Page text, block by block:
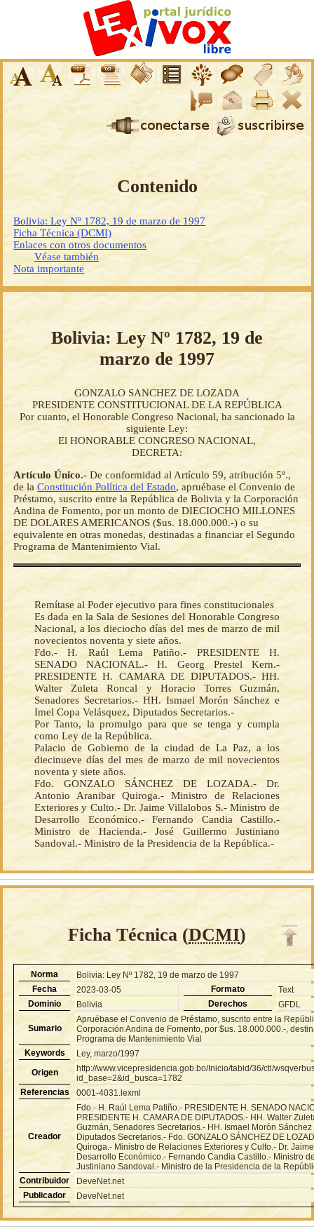
Contenido
Bolivia: Ley Nº 1782, 19 de marzo de 1997
Ficha Técnica (DCMI)
Enlaces con otros documentos
Véase también
Nota importante
Bolivia: Ley Nº 1782, 19 de
marzo de 1997
GONZALO SANCHEZ DE LOZADA
PRESIDENTE CONSTITUCIONAL DE LA REPÚBLICA
Por cuanto, el Honorable Congreso Nacional, ha sancionado la
siguiente Ley:
El HONORABLE CONGRESO NACIONAL,
DECRETA:
Artículo Único.- De conformidad al Artículo 59, atribución 5º.,
de la Constitución Política del Estado, apruébase el Convenio de
Préstamo, suscrito entre la República de Bolivia y la Corporación
Andina de Fomento, por un monto de DIECIOCHO MILLONES
DE DOLARES AMERICANOS ($us. 18.000.000.-) o su
equivalente en otras monedas, destinadas a financiar el Segundo
Programa de Mantenimiento Vial.
Remítase al Poder ejecutivo para fines constitucionales
Es dada en la Sala de Sesiones del Honorable Congreso
Nacional, a los dieciocho días del mes de marzo de mil
novecientos noventa y siete años.
Fdo.- H. Raúl Lema Patiño.- PRESIDENTE H.
SENADO NACIONAL.- H. Georg Prestel Kern.-
PRESIDENTE H. CAMARA DE DIPUTADOS.- HH.
Walter Zuleta Roncal y Horacio Torres Guzmán,
Senadores Secretarios.- HH. Ismael Morón Sánchez e
Imel Copa Velásquez, Diputados Secretarios.-
Por Tanto, la promulgo para que se tenga y cumpla
como Ley de la República.
Palacio de Gobierno de la ciudad de La Paz, a los
diecinueve días del mes de marzo de mil novecientos
noventa y siete años.
Fdo. GONZALO SÁNCHEZ DE LOZADA.- Dr.
Antonio Aranibar Quiroga.- Ministro de Relaciones
Exteriores y Culto.- Dr. Jaime Villalobos S.- Ministro de
Desarrollo Económico.- Fernando Candia Castillo.-
Ministro de Hacienda.- José Guillermo Justiniano
Sandoval.- Ministro de la Presidencia de la República.-
Ficha Técnica (DCMI)
Norma
Bolivia: Ley Nº 1782, 19 de marzo de 1997
Fecha
2023-03-05 Formato
Text
Dominio
Bolivia Derechos GFDL
Sumario
Apruébase el Convenio de Préstamo, suscrito entre la
Corporación Andina de Fomento, por $us. 18.000.000.-,
Programa de Mantenimiento Vial
Keywords
Ley, marzo/1997
Origen
http://www.vicepresidencia.gob.bo/Inicio/tabid/36/ctl/
id_base=2&id_busca=1782
Referencias
0001-4031.lexml
Creador
Fdo.- H. Raúl Lema Patiño.- PRESIDENTE H. SENADO
PRESIDENTE H. CAMARA DE DIPUTADOS.- HH. Walter
Guzmán, Senadores Secretarios.- HH. Ismael Morón
Diputados Secretarios.- Fdo. GONZALO SÁNCHEZ DE
Quiroga.- Ministro de Relaciones Exteriores y Culto.- Dr.
Desarrollo Económico.- Fernando Candia Castillo.- Ministro
Justiniano Sandoval.- Ministro de la Presidencia de la
Contribuidor
DeveNet.net
Publicador
DeveNet.net